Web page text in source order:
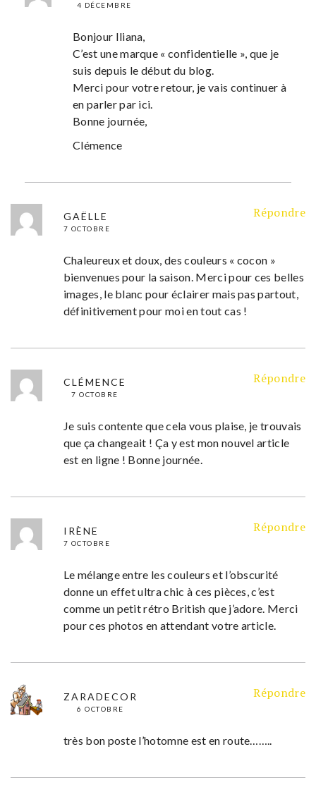
4 DÉCEMBRE
Bonjour Iliana,
C’est une marque « confidentielle », que je
suis depuis le début du blog.
Merci pour votre retour, je vais continuer à
en parler par ici.
Bonne journée,
Clémence
GAËLLE
7 OCTOBRE
Répondre
Chaleureux et doux, des couleurs « cocon »
bienvenues pour la saison. Merci pour ces belles
images, le blanc pour éclairer mais pas partout,
définitivement pour moi en tout cas !
CLÉMENCE
7 OCTOBRE
Répondre
Je suis contente que cela vous plaise, je trouvais
que ça changeait ! Ça y est mon nouvel article
est en ligne ! Bonne journée.
IRÈNE
7 OCTOBRE
Répondre
Le mélange entre les couleurs et l’obscurité
donne un effet ultra chic à ces pièces, c’est
comme un petit rétro British que j’adore. Merci
pour ces photos en attendant votre article.
ZARADECOR
6 OCTOBRE
Répondre
très bon poste l’hotomne est en route……..